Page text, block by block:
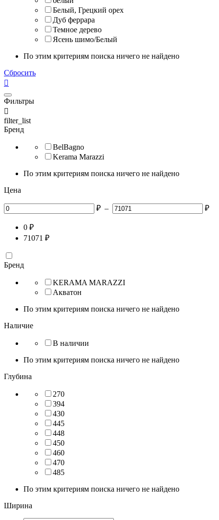
Белый, Грецкий орех
Дуб феррара
Темное дерево
Ясень шимо/Белый
По этим критериям поиска ничего не найдено
Сбросить

Фильтры

filter_list
Бренд
BelBagno
Kerama Marazzi
По этим критериям поиска ничего не найдено
Цена
₽ – ₽
0 ₽
71071 ₽
Бренд
KERAMA MARAZZI
Акватон
По этим критериям поиска ничего не найдено
Наличие
В наличии
По этим критериям поиска ничего не найдено
Глубина
270
394
430
445
448
450
460
470
485
По этим критериям поиска ничего не найдено
Ширина